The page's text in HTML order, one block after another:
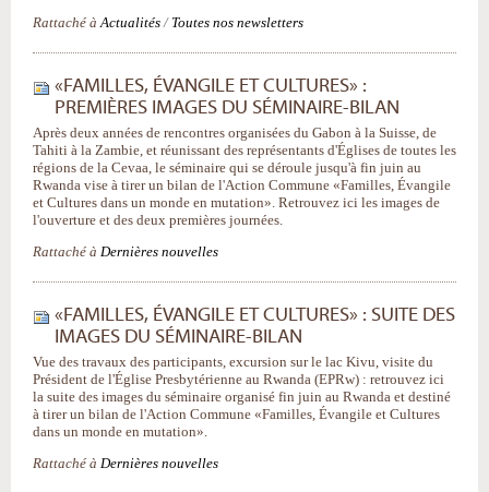
Rattaché à Actualités / Toutes nos newsletters
«FAMILLES, ÉVANGILE ET CULTURES» :
PREMIÈRES IMAGES DU SÉMINAIRE-BILAN
Après deux années de rencontres organisées du Gabon à la Suisse, de
Tahiti à la Zambie, et réunissant des représentants d'Églises de toutes les
régions de la Cevaa, le séminaire qui se déroule jusqu'à fin juin au
Rwanda vise à tirer un bilan de l'Action Commune «Familles, Évangile
et Cultures dans un monde en mutation». Retrouvez ici les images de
l'ouverture et des deux premières journées.
Rattaché à Dernières nouvelles
«FAMILLES, ÉVANGILE ET CULTURES» : SUITE DES
IMAGES DU SÉMINAIRE-BILAN
Vue des travaux des participants, excursion sur le lac Kivu, visite du
Président de l'Église Presbytérienne au Rwanda (EPRw) : retrouvez ici
la suite des images du séminaire organisé fin juin au Rwanda et destiné
à tirer un bilan de l'Action Commune «Familles, Évangile et Cultures
dans un monde en mutation».
Rattaché à Dernières nouvelles